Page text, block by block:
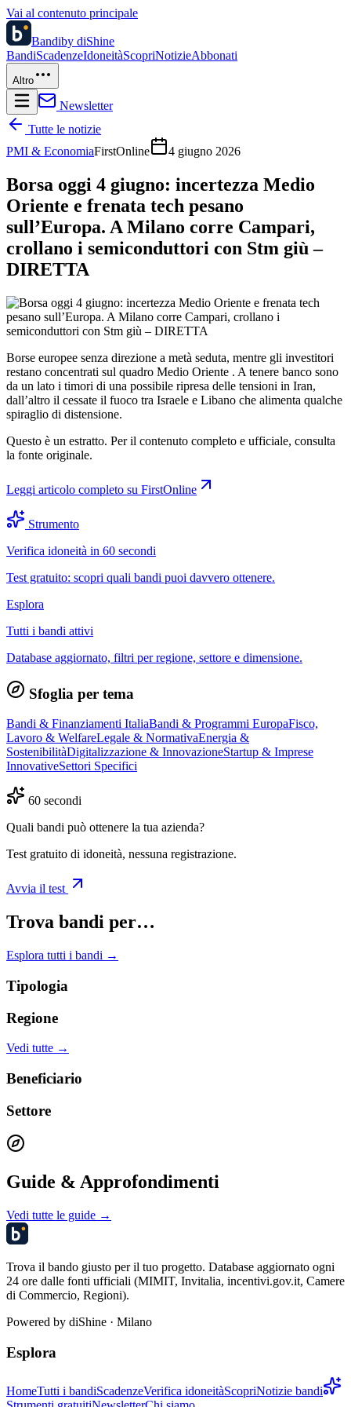
Vai al contenuto principale
Bandiby diShine
BandiScadenzeIdoneitàScopriNotizieAbbonati
Altro
Newsletter
Tutte le notizie
PMI & EconomiaFirstOnline 4 giugno 2026
Borsa oggi 4 giugno: incertezza Medio
Oriente e frenata tech pesano
sull’Europa. A Milano corre Campari,
crollano i semiconduttori con Stm giù –
DIRETTA
Borse europee senza direzione a metà seduta, mentre gli investitori
restano concentrati sul quadro Medio Oriente . A tenere banco sono
da un lato i timori di una possibile ripresa delle tensioni in Iran,
dall’altro il cessate il fuoco tra Israele e Libano che alimenta qualche
spiraglio di distensione.
Questo è un estratto. Per il contenuto completo e ufficiale, consulta
la fonte originale.
Leggi articolo completo su FirstOnline
Strumento
Verifica idoneità in 60 secondi
Test gratuito: scopri quali bandi puoi davvero ottenere.
Esplora
Tutti i bandi attivi
Database aggiornato, filtri per regione, settore e dimensione.
Sfoglia per tema
Bandi & Finanziamenti ItaliaBandi & Programmi EuropaFisco,
Lavoro & WelfareLegale & NormativaEnergia &
SostenibilitàDigitalizzazione & InnovazioneStartup & Imprese
InnovativeSettori Specifici
60 secondi
Quali bandi può ottenere la tua azienda?
Test gratuito di idoneità, nessuna registrazione.
Avvia il test
Trova bandi per…
Esplora tutti i bandi →
Tipologia
Regione
Vedi tutte →
Beneficiario
Settore
Guide & Approfondimenti
Vedi tutte le guide →
Trova il bando giusto per il tuo progetto. Database aggiornato ogni
24 ore dalle fonti ufficiali (MIMIT, Invitalia, incentivi.gov.it, Camere
di Commercio, Regioni).
Powered by diShine · Milano
Esplora
HomeTutti i bandiScadenzeVerifica idoneitàScopriNotizie bandi